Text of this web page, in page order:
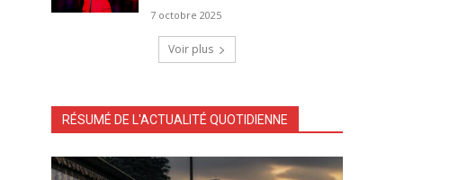
7 octobre 2025
Voir plus
RÉSUMÉ DE L'ACTUALITÉ QUOTIDIENNE